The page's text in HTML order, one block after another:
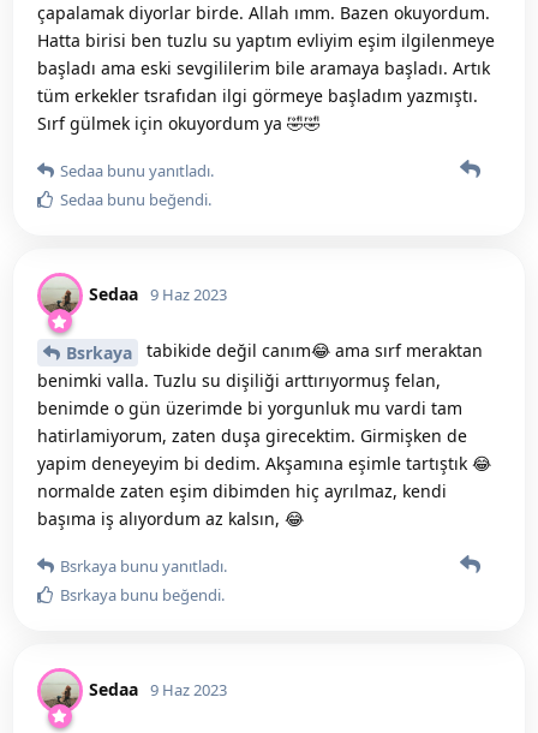
çapalamak diyorlar birde. Allah ımm. Bazen okuyordum.
Hatta birisi ben tuzlu su yaptım evliyim eşim ilgilenmeye
başladı ama eski sevgililerim bile aramaya başladı. Artık
tüm erkekler tsrafıdan ilgi görmeye başladım yazmıştı.
Sırf gülmek için okuyordum ya 🤣🤣
Sedaa bunu yanıtladı.
Sedaa bunu beğendi.
Sedaa 9 Haz 2023
Bsrkaya
tabikide değil canım😂 ama sırf meraktan
benimki valla. Tuzlu su dişiliği arttırıyormuş felan,
benimde o gün üzerimde bi yorgunluk mu vardi tam
hatirlamiyorum, zaten duşa girecektim. Girmişken de
yapim deneyeyim bi dedim. Akşamına eşimle tartıştık 😂
normalde zaten eşim dibimden hiç ayrılmaz, kendi
başıma iş alıyordum az kalsın, 😂
Bsrkaya bunu yanıtladı.
Bsrkaya bunu beğendi.
Sedaa 9 Haz 2023